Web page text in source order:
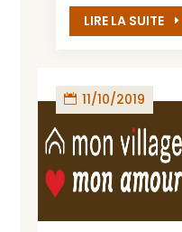
LIRE LA SUITE
11/10/2019